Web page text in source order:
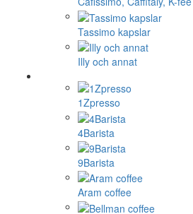
Tassimo kapslar
Illy och annat
1Zpresso
4Barista
9Barista
Aram coffee